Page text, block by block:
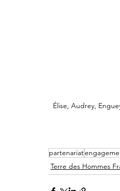
Élise, Audrey,
partenariat
Terre des Hommes